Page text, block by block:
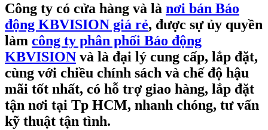
Công ty có cửa hàng và là nơi bán Báo
động KBVISION giá rẻ, được sự ủy quyền
làm công ty phân phối Báo động
KBVISION và là đại lý cung cấp, lắp đặt,
cùng với chiều chính sách và chế độ hậu
mãi tốt nhất, có hỗ trợ giao hàng, lắp đặt
tận nơi tại Tp HCM, nhanh chóng, tư vấn
kỹ thuật tận tình.